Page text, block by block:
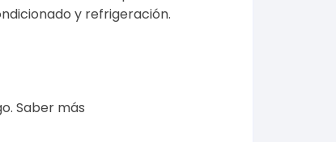
y refrigeración.
Saber más